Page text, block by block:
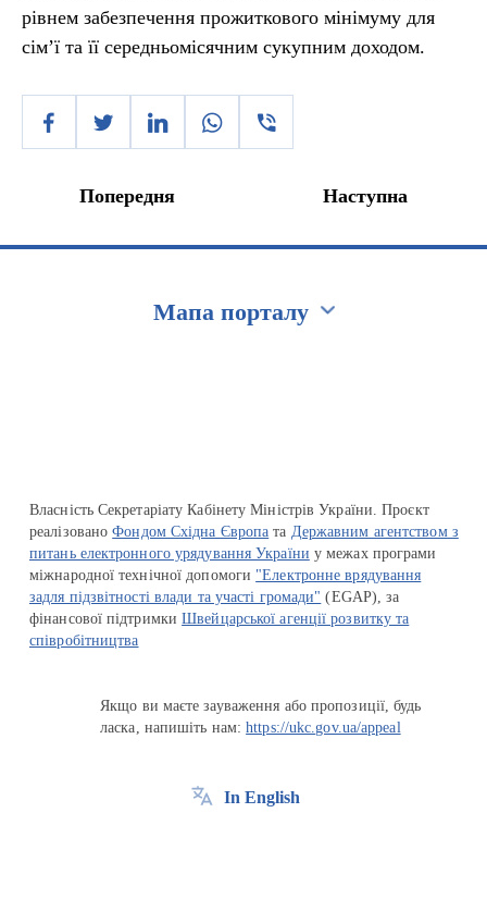
рівнем забезпечення прожиткового мінімуму для
сім’ї та її середньомісячним сукупним доходом.
Попередня Наступна
Мапа порталу
Власність Секретаріату Кабінету Міністрів України. Проєкт
реалізованоФондом Східна Європа та Державним агентством з
питань електронного урядування України у межах програми
міжнародної технічної допомоги "Електронне врядування
задля підзвітності влади та участі громади" (EGAP), за
фінансової підтримкиШвейцарської агенції розвитку та
співробітництва
Якщо ви маєте зауваження або пропозиції, будь
ласка, напишіть нам:https://ukc.gov.ua/appeal
In English